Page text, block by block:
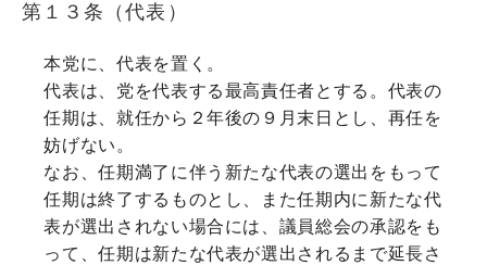
第１３条（代表）
本党に、代表を置く。
代表は、党を代表する最高責任者とする。代表の
任期は、就任から２年後の９月末日とし、再任を
妨げない。
なお、任期満了に伴う新たな代表の選出をもって
任期は終了するものとし、また任期内に新たな代
表が選出されない場合には、議員総会の承認をも
って、任期は新たな代表が選出されるまで延長さ